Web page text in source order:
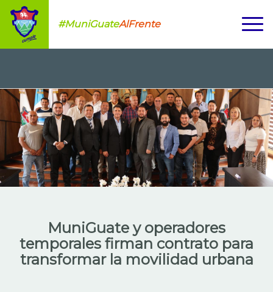
#MuniGuateAlFrente
MuniGuate y operadores
temporales firman contrato para
transformar la movilidad urbana